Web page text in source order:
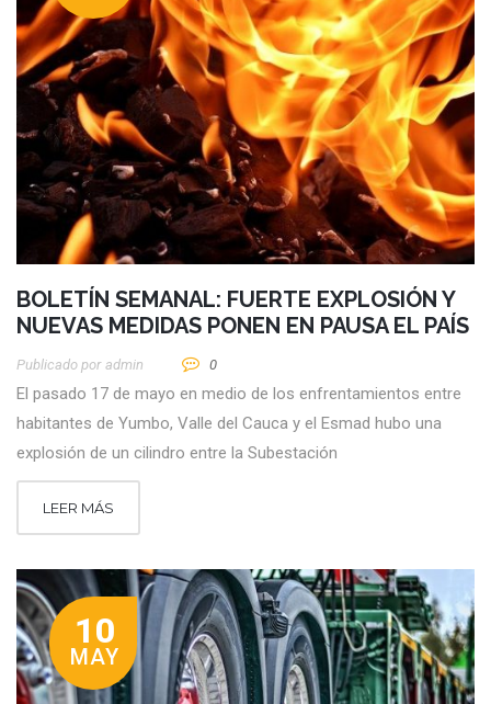
BOLETÍN SEMANAL: FUERTE EXPLOSIÓN Y
NUEVAS MEDIDAS PONEN EN PAUSA EL PAÍS
Publicado por Admin 0
El pasado 17 de mayo en medio de los enfrentamientos entre
habitantes de Yumbo, Valle del Cauca y el Esmad hubo una
explosión de un cilindro entre la Subestación
LEER MÁS
10
MAY